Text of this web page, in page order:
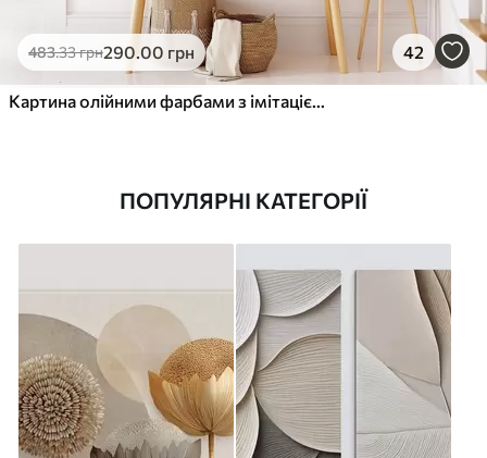
483.33грн290.00 грн 42
Картина олійними фарбами з імітацією балкона з квітами, з видом на море, будинки на узбережжі, сонячний день, блакитне небо
ПОПУЛЯРНІ КАТЕГОРІЇ